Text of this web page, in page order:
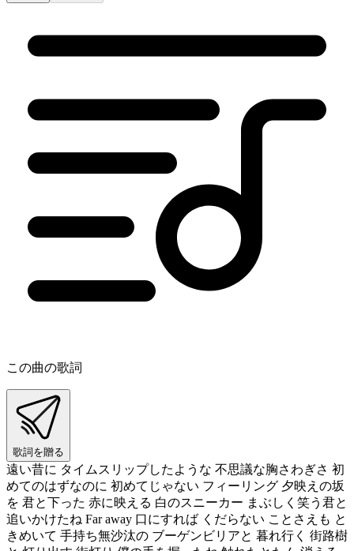
この曲の歌詞
歌詞を贈る
遠い昔に タイムスリップしたような 不思議な胸さわぎさ 初
めてのはずなのに 初めてじゃない フィーリング 夕映えの坂
を 君と下った 赤に映える 白のスニーカー まぶしく笑う君と
追いかけたね Far away 口にすれば くだらない ことさえも と
きめいて 手持ち無沙汰の ブーゲンビリアと 暮れ行く 街路樹